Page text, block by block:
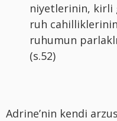
niyetlerinin, kirli
ruh
ruhumun
(s.52)
Adrine’nin kendi